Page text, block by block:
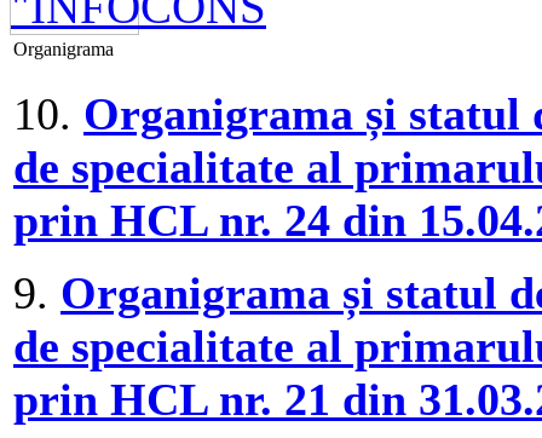
Organigrama
10. Organigrama și statul
de specialitate al
prin HCL nr. 24 din
9. Organigrama și statul
de specialitate al
prin HCL nr. 21 din